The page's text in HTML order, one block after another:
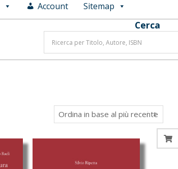
Account Sitemap
Cerca